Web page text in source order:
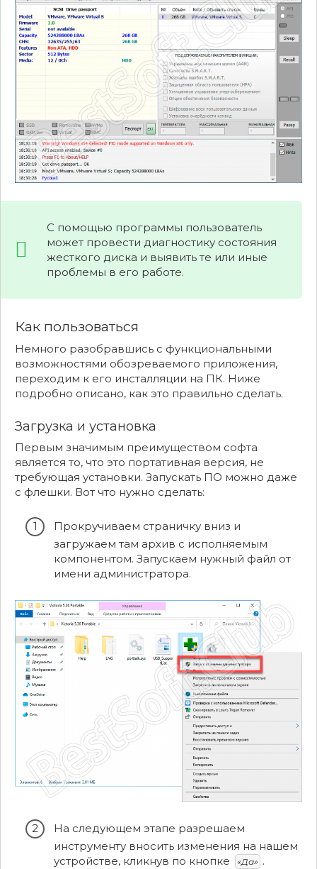
С помощью программы пользователь
может провести диагностику состояния
жесткого диска и выявить те или иные
проблемы в его работе.
Как пользоваться
Немного разобравшись с функциональными
возможностями обозреваемого приложения,
переходим к его инсталляции на ПК. Ниже
подробно описано, как это правильно сделать.
Загрузка и установка
Первым значимым преимуществом софта
является то, что это портативная версия, не
требующая установки. Запускать ПО можно даже
с флешки. Вот что нужно сделать:
Прокручиваем страничку вниз и
загружаем там архив с исполняемым
компонентом. Запускаем нужный файл от
имени администратора.
На следующем этапе разрешаем
инструменту вносить изменения на нашем
устройстве, кликнув по кнопке
«Да» .